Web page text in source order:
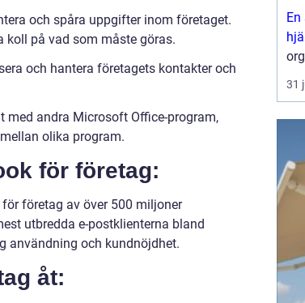
och spåra uppgifter inom företaget.
koll på vad som måste göras.
och hantera företagets kontakter och
med andra Microsoft Office-program,
olika program.
för företag:
företag av över 500 miljoner
utbredda e-postklienterna bland
användning och kundnöjdhet.
åt:
en?
31